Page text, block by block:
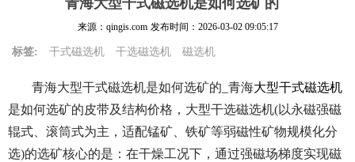
青海大型干式磁选机是如何选矿的
来源：qingis.com 发布时间： 2026-03-02 09:05:17
标签: 干式磁选机 干选磁选机 磁选机
青海大型干式磁选机是如何选矿的_青海大型干式磁选机
是如何选矿的皮带及结构价格，大型干选磁选机(以永磁强磁
辊式、滚筒式为主，适配锰矿、铁矿等弱磁性矿物规模化分
选)的选矿核心的是：在干燥工况下，通过强磁场梯度实现磁